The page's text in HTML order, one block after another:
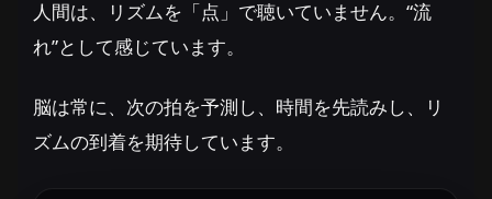
人間は、リズムを「点」で聴いていません。“流
れ”として感じています。
脳は常に、次の拍を予測し、時間を先読みし、リ
ズムの到着を期待しています。